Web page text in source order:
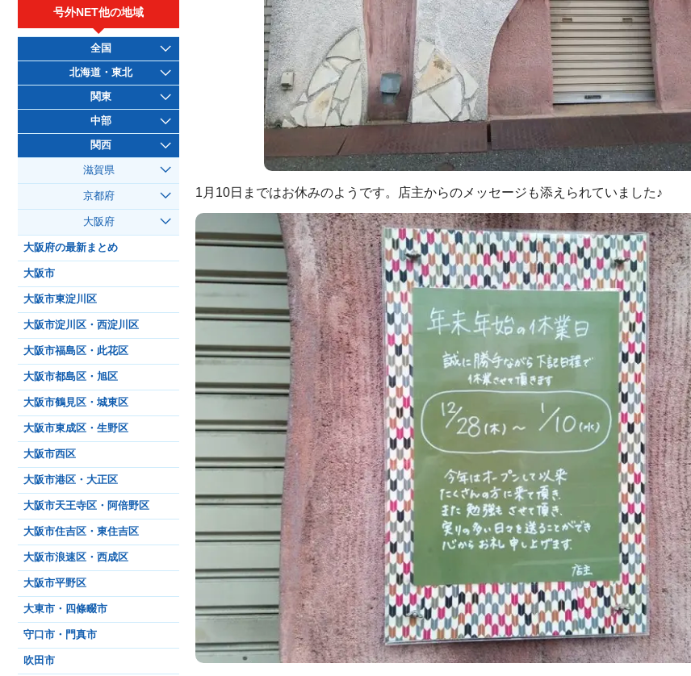
1月10日まではお休みのようです。店主からのメッセージも添えられていました♪
号外NET他の地域
全国
北海道・東北
関東
中部
関西
滋賀県
京都府
大阪府
大阪府の最新まとめ
大阪市
大阪市東淀川区
大阪市淀川区・西淀川区
大阪市福島区・此花区
大阪市都島区・旭区
大阪市鶴見区・城東区
大阪市東成区・生野区
大阪市西区
大阪市港区・大正区
大阪市天王寺区・阿倍野区
大阪市住吉区・東住吉区
大阪市浪速区・西成区
大阪市平野区
大東市・四條畷市
守口市・門真市
吹田市